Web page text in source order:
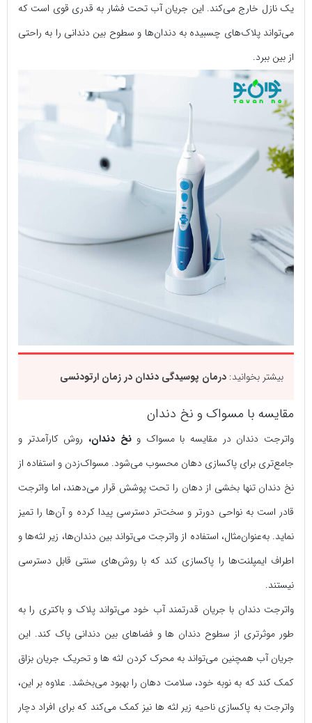
یک نازل خارج می‌کند. این جریان آب تحت فشار به قدری قوی است که
می‌تواند پلاک‌های چسبیده به دندان‌ها و سطوح بین دندانی را به راحتی
از بین ببرد.
بیشتر بخوانید: درمان پوسیدگی دندان در زمان ارتودنسی
مقایسه با مسواک و نخ دندان
واترجت دندان در مقایسه با مسواک ونخ دندان، روش کارآمدتر و
جامع‌تری برای پاکسازی دهان محسوب می‌شود. مسواک‌زدن و استفاده از
نخ دندان تنها بخشی از دهان را تحت پوشش قرار می‌دهند، اما واترجت
قادر است به نواحی دورتر و سخت‌تر دسترسی پیدا کرده و آن‌ها را تمیز
نماید. به‌عنوان‌مثال، استفاده از واترجت می‌تواند بین دندان‌ها، زیر لثه‌ها و
اطراف ایمپلنت‌ها را پاکسازی کند که با روش‌های سنتی قابل دسترسی
نیستند.
واترجت دندان با جریان قدرتمند آب خود می‌تواند پلاک و باکتری را به
طور موثرتری از سطوح دندان ها و فضاهای بین دندانی پاک کند. این
جریان آب همچنین می‌تواند به محرک کردن لثه ها و تحریک جریان بزاق
کمک کند که به نوبه خود، سلامت دهان را بهبود می‌بخشد. علاوه بر این،
واترجت به پاکسازی ناحیه زیر لثه ها نیز کمک می‌کند که برای افراد دچار